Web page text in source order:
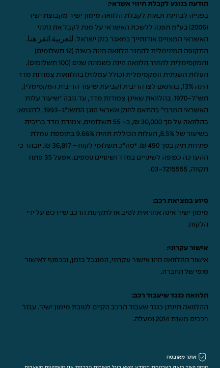
הודעה בנוגע לקבלת חיווי אשראי:
בפנייה לבחינת זכאות לקבלת הלוואה מימון ישיר מקבוצת ישיר
(2006) בע"מ תפנה ללשכת האשראי על מנת לקבל את נתוני
האשראי המצויים אודותייך במאגר בנק ישראל. للعربية انقر هنا.
התקופה המינימלית להחזר הלוואה הינה כשנה (12 תשלומים)
והמקסימלית להחזר הלוואה הינה כשמונה שנים (100 תשלומים).
העלות השנתית המקסימלית (כולל עמלות) בהלוואות צמודות מדד
הינה 13%, בהתאם לצו הריבית (קביעת שיעור הריבית המקסימלי),
תש"ל-1970. בהלוואת שאינן צמודות מדד, עד גובה "שיעור עלות
האשראי המרבי" בהתאם לחוק אשראי הוגן התשנ"ג-1993. לדוגמא:
בהלוואה על סך 30,000 ₪, ב- 55 תשלומים, צמודת מדד בריבית
בשיעור של 8.5%, העלות הכוללת תהיה 9.66% בתוספת עמלת
פתיחת תיק בסך 490 ₪. *סה"כ תשלומי לקוח – 36,817 ₪. יובהר כי
ההערכה כפופה לשינויים במדד ושינויים נוספים. אפעל 35 פתח
תקווה, 03-7215555
.
סיוע במציאת רכב:
מימון ישיר אינה אחראית לטיב או לתקינות הרכב שיירכש על ידי
הלקוח.
אישור עקרוני:
אישור ההלוואה הינו אישור עקרוני, המוגבל בזמן, ובכפוף לאישור
סופי של החברה.
הלוואה כנגד שיעבוד רכב:
ההלוואה תינתן כנגד שעבוד הרכב הקיים לטובת מימון ישיר. עבור
רכבים משנת 2014 ומעלה.
אתר מאובטח